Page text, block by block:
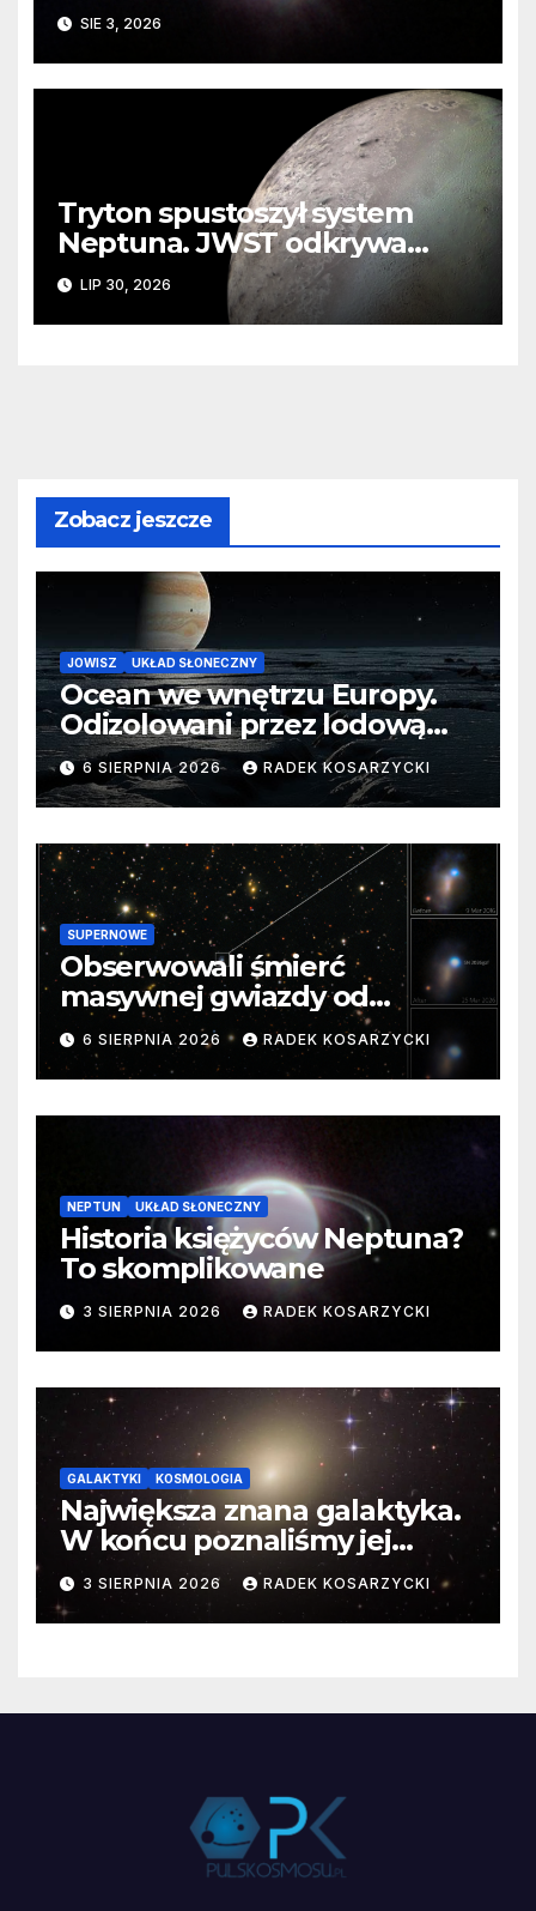
SIE 3, 2026
Tryton spustoszył system
Neptuna. JWST odkrywa
ślady kosmicznej katastrofy i
zaginionego lodu
LIP 30, 2026
Zobacz jeszcze
JOWISZ UKŁAD SŁONECZNY
Ocean we wnętrzu Europy.
Odizolowani przez lodową
barierę
6 SIERPNIA 2026 RADEK KOSARZYCKI
SUPERNOWE
Obserwowali śmierć
masywnej gwiazdy od
samego początku. Niezwykle
cenne dane
6 SIERPNIA 2026 RADEK KOSARZYCKI
NEPTUN UKŁAD SŁONECZNY
Historia księżyców Neptuna?
To skomplikowane
3 SIERPNIA 2026 RADEK KOSARZYCKI
GALAKTYKI KOSMOLOGIA
Największa znana galaktyka.
W końcu poznaliśmy jej
faktyczne wymiary
3 SIERPNIA 2026 RADEK KOSARZYCKI